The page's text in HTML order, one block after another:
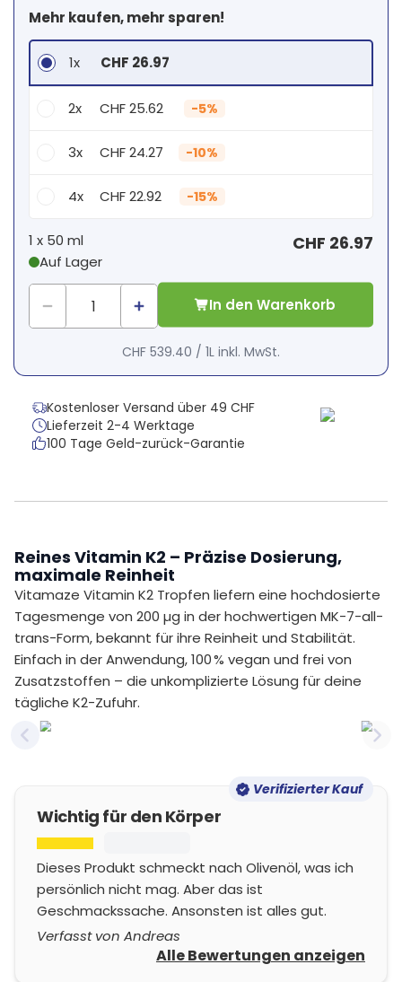
Mehr kaufen, mehr sparen!
1x CHF 26.97
2x CHF 25.62 -5%
3x CHF 24.27 -10%
4x CHF 22.92 -15%
1x CHF 0.00
1 x 50 ml
Auf Lager
CHF 26.97
In den Warenkorb
CHF 539.40 / 1L inkl. MwSt.
Kostenloser Versand über 49 CHF
Lieferzeit 2-4 Werktage
100 Tage Geld-zurück-Garantie
Reines Vitamin K2 – Präzise Dosierung,
maximale Reinheit
Vitamaze Vitamin K2 Tropfen liefern eine hochdosierte
Tagesmenge von 200 µg in der hochwertigen MK-7-all-
trans-Form, bekannt für ihre Reinheit und Stabilität.
Einfach in der Anwendung, 100 % vegan und frei von
Zusatzstoffen – die unkomplizierte Lösung für deine
tägliche K2-Zufuhr.
Previous slide
Verifizierter Kauf
Wichtig für den Körper
Dieses Produkt schmeckt nach Olivenöl, was ich
persönlich nicht mag. Aber das ist
Geschmackssache. Ansonsten ist alles gut.
Verfasst von Andreas
Alle Bewertungen anzeigen